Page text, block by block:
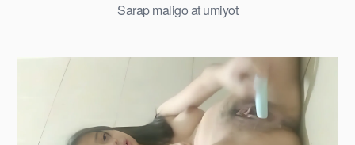
Sarap maligo at umiyot